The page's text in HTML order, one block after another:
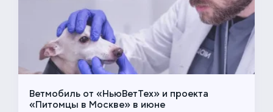
Ветмобиль от «НьюВетТех» и проекта
«Питомцы в Москве» в июне